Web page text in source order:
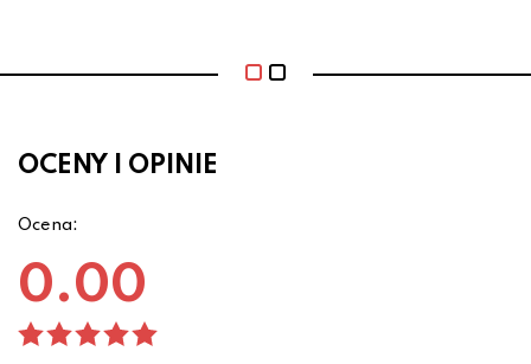
OCENY I OPINIE
Ocena:
0.00